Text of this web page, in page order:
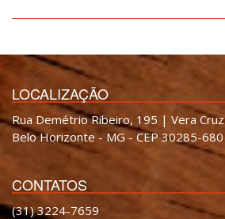
LOCALIZAÇÃO
Rua Demétrio Ribeiro, 195 | Vera Cruz
Belo Horizonte - MG - CEP 30285-680
CONTATOS
(31) 3224-7659